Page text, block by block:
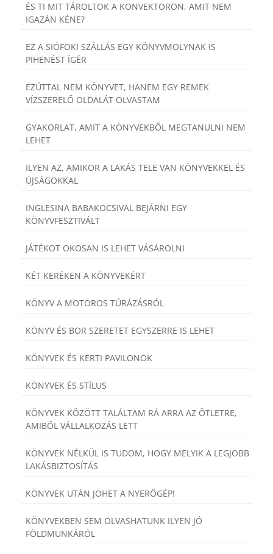
ÉS TI MIT TÁROLTOK A KONVEKTORON, AMIT NEM
IGAZÁN KÉNE?
EZ A SIÓFOKI SZÁLLÁS EGY KÖNYVMOLYNAK IS
PIHENÉST ÍGÉR
EZÚTTAL NEM KÖNYVET, HANEM EGY REMEK
VÍZSZERELŐ OLDALÁT OLVASTAM
GYAKORLAT, AMIT A KÖNYVEKBŐL MEGTANULNI NEM
LEHET
ILYEN AZ, AMIKOR A LAKÁS TELE VAN KÖNYVEKKEL ÉS
ÚJSÁGOKKAL
INGLESINA BABAKOCSIVAL BEJÁRNI EGY
KÖNYVFESZTIVÁLT
JÁTÉKOT OKOSAN IS LEHET VÁSÁROLNI
KÉT KERÉKEN A KÖNYVEKÉRT
KÖNYV A MOTOROS TÚRÁZÁSRÓL
KÖNYV ÉS BOR SZERETET EGYSZERRE IS LEHET
KÖNYVEK ÉS KERTI PAVILONOK
KÖNYVEK ÉS STÍLUS
KÖNYVEK KÖZÖTT TALÁLTAM RÁ ARRA AZ ÖTLETRE,
AMIBŐL VÁLLALKOZÁS LETT
KÖNYVEK NÉLKÜL IS TUDOM, HOGY MELYIK A LEGJOBB
LAKÁSBIZTOSÍTÁS
KÖNYVEK UTÁN JÖHET A NYERŐGÉP!
KÖNYVEKBEN SEM OLVASHATUNK ILYEN JÓ
FÖLDMUNKÁRÓL